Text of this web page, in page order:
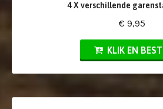
4 X verschillende
€ 9,95
KLIK EN